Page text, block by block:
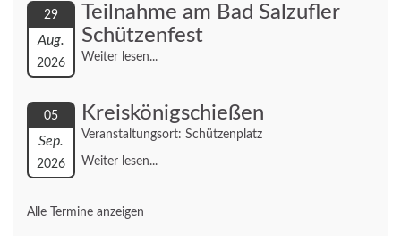
29
Aug.
2026
Teilnahme am Bad Salzufler
Schützenfest
Weiter lesen...
05
Sep.
2026
Kreiskönigschießen
Veranstaltungsort: Schützenplatz
Weiter lesen...
Alle Termine anzeigen